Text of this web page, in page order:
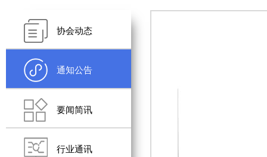
协会动态
通知公告
要闻简讯
行业通讯